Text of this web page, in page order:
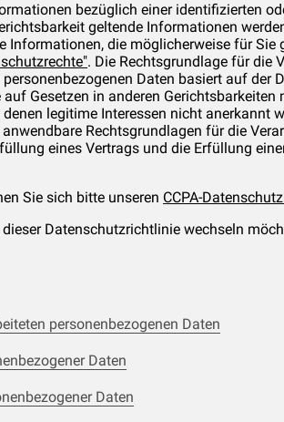
bezüglich einer identifizierten
geltende Informationen
Informationen, die möglicherweise für Sie
. Die Rechtsgrundlage für die
Daten basiert auf der
auf Gesetzen in anderen Gerichtsbarkeiten
legitime Interessen nicht anerkannt
Rechtsgrundlagen für die
eines Vertrags und die Erfüllung
Sie sich bitte unseren CCPA-
Datenschutzrichtlinie wechseln
personenbezogenen Daten
Daten
Daten